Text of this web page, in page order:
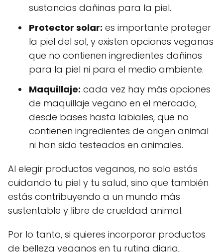
sustancias dañinas para la piel.
Protector solar: es importante proteger
la piel del sol, y existen opciones veganas
que no contienen ingredientes dañinos
para la piel ni para el medio ambiente.
Maquillaje: cada vez hay más opciones
de maquillaje vegano en el mercado,
desde bases hasta labiales, que no
contienen ingredientes de origen animal
ni han sido testeados en animales.
Al elegir productos veganos, no solo estás
cuidando tu piel y tu salud, sino que también
estás contribuyendo a un mundo más
sustentable y libre de crueldad animal.
Por lo tanto, si quieres incorporar productos
de belleza veganos en tu rutina diaria,